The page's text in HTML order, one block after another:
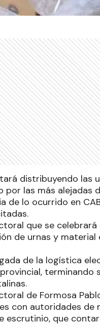
distribuyendo las
por las más alejadas
de lo ocurrido en
que se celebrará
de urnas y material
de la logística
terminando
de Formosa
con autoridades de
escrutinio, que